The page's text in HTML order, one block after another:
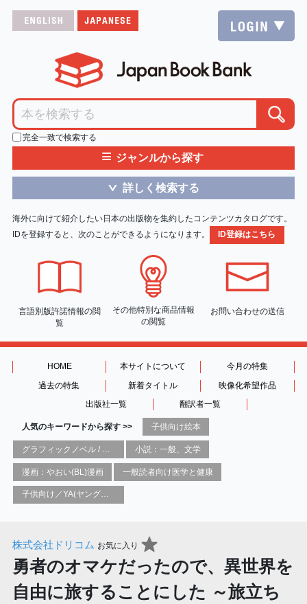
完全一致で検索する
≡ ジャンルから探す
＞ 詳しく検索する
海外に向けて紹介したい日本の出版物を集約したコンテンツカタログです。
IDを登録すると、次のことができるようになります。
ID登録はこちら
言語別版許諾情報の閲
覧
その他特別な商品情報
の閲覧
お問い合わせの送信
HOME 本サイトについて
今月の特集
過去の特集
新着タイトル
映像化希望作品
出版社一覧
翻訳者一覧
人気のキーワードから探す >> 子供向け絵本
小説：一般、文学
漫画：やおい(BL)漫画 一般読者向け医学と健康
子供向け／YA(ヤングアダルト)向け一般：芸術&芸術家
株式会社ドリコム お気に入り
勇者のオマケだったので、異世界を
自由に旅することにした ～旅立ち